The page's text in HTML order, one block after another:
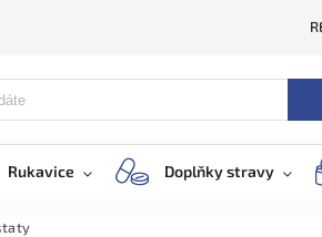
Rukavice Doplňky stravy